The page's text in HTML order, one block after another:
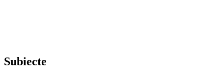
Subiecte